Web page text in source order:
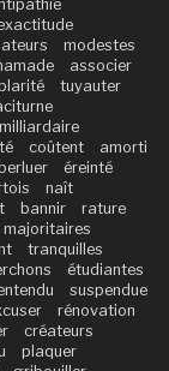
modestes
associer
tuyauter
milliardaire
coûtent
amorti
éreinté
naît
bannir
rature
majoritaires
tranquilles
étudiantes
suspendue
rénovation
créateurs
plaquer